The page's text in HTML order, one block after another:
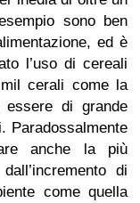
sono ben
ed è
l’uso di cereali
cerali come la
essere di grande
Paradossalmente
anche la più
di
come quella